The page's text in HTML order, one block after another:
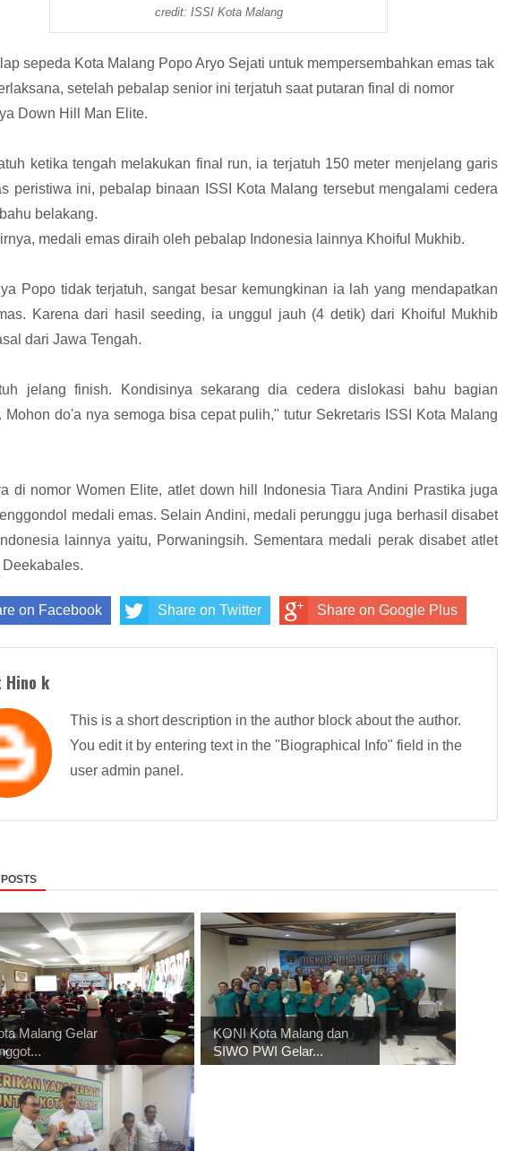
credit: ISSI Kota Malang
sepeda Kota Malang Popo Aryo Sejati untuk mempersembahkan emas tak
setelah pebalap senior ini terjatuh saat putaran final di nomor
Down Hill Man Elite.
ketika tengah melakukan final run, ia terjatuh 150 meter menjelang garis
peristiwa ini, pebalap binaan ISSI Kota Malang tersebut mengalami cedera
belakang.
medali emas diraih oleh pebalap Indonesia lainnya Khoiful Mukhib.
Popo tidak terjatuh, sangat besar kemungkinan ia lah yang mendapatkan
Karena dari hasil seeding, ia unggul jauh (4 detik) dari Khoiful Mukhib
dari Jawa Tengah.
jelang finish. Kondisinya sekarang dia cedera dislokasi bahu bagian
Mohon do'a nya semoga bisa cepat pulih," tutur Sekretaris ISSI Kota Malang
di nomor Women Elite, atlet down hill Indonesia Tiara Andini Prastika juga
medali emas. Selain Andini, medali perunggu juga berhasil disabet
lainnya yaitu, Porwaningsih. Sementara medali perak disabet atlet
on Facebook Share on Twitter Share on Google Plus
Hino k
This is a short description in the author block about the author.
You edit it by entering text in the "Biographical Info" field in the
user admin panel.
Malang Gelar
KONI Kota Malang dan
SIWO PWI Gelar...